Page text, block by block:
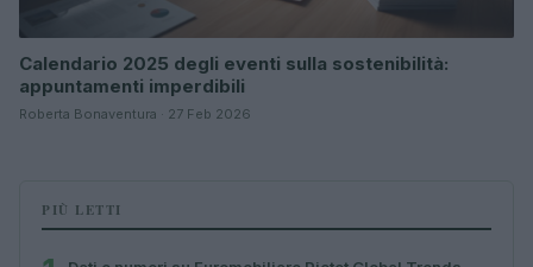
Calendario 2025 degli eventi sulla sostenibilità:
appuntamenti imperdibili
Roberta Bonaventura · 27 Feb 2026
PIÙ LETTI